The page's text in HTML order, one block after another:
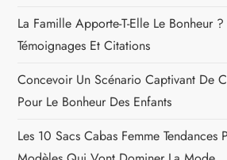
La Famille Apporte-T-Elle Le Bonheur ?
Témoignages Et Citations
Concevoir Un Scénario Captivant De
Pour Le Bonheur Des Enfants
Les 10 Sacs Cabas Femme